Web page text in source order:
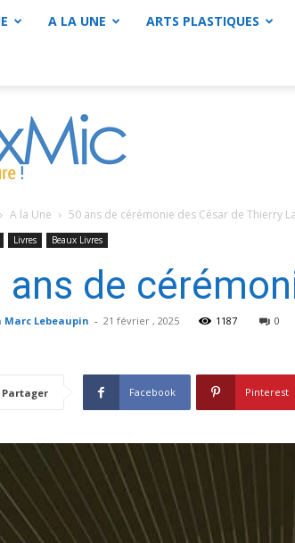
A LA UNE ARTS PLASTIQUES
A la Une 50 ans de cérémonie des César de Thierry
Livres Beaux Livres
ans de
Marc Lebeaupin - 21 février , 2025 1187 0
Partager Facebook Pinterest